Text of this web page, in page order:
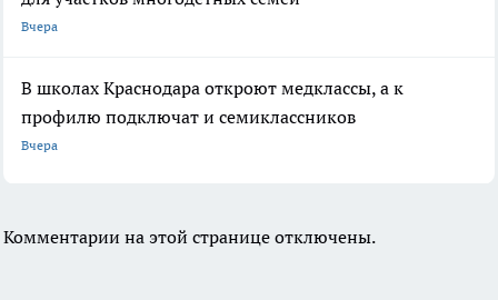
Вчера
В школах Краснодара откроют медклассы, а к
профилю подключат и семиклассников
Вчера
Комментарии на этой странице отключены.